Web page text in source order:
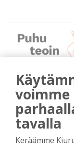
voimme
tavalla
Keräämme